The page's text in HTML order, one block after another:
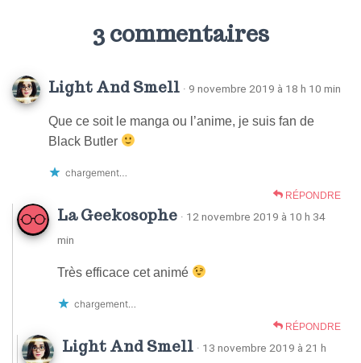
3 commentaires
Light And Smell · 9 novembre 2019 à 18 h 10 min
Que ce soit le manga ou l’anime, je suis fan de
Black Butler
chargement…
RÉPONDRE
La Geekosophe · 12 novembre 2019 à 10 h 34
min
Très efficace cet animé
chargement…
RÉPONDRE
Light And Smell · 13 novembre 2019 à 21 h